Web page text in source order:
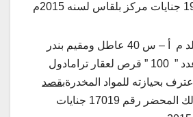
12- تم ضبط / خالد م أ – س 40 عاطل ومقيم بندر
شربين .. وبحوزته عدد ” 100 ” قرص لعقار ترامادول
بحيازته للمواد المخدرةبقصد
وتحرر عن ذلك المحضر رقم 17019 جنايات